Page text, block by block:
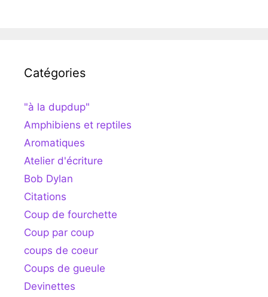
Catégories
"à la dupdup"
Amphibiens et reptiles
Aromatiques
Atelier d'écriture
Bob Dylan
Citations
Coup de fourchette
Coup par coup
coups de coeur
Coups de gueule
Devinettes